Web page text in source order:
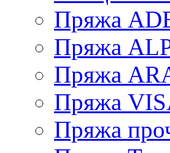
Пряжа
Пряжа
Пряжа
Пряжа
Пряжа